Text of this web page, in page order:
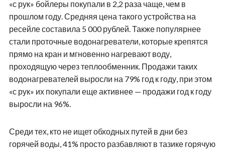
«с рук» бойлеры покупали в 2,2 раза чаще, чем в
прошлом году. Средняя цена такого устройства на
ресейле составила 5 000 рублей. Также популярнее
стали проточные водонагреватели, которые крепятся
прямо на кран и мгновенно нагревают воду,
проходящую через теплообменник. Продажи таких
водонагревателей выросли на 79% год к году, при этом
«с рук» их покупали еще активнее — продажи год к году
выросли на 96%.
Среди тех, кто не ищет обходных путей в дни без
горячей воды, 41% просто разбавляют в тазике горячую